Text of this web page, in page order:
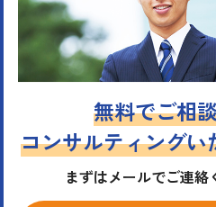
無料でご相
コンサルティングい
まずはメールでご連絡